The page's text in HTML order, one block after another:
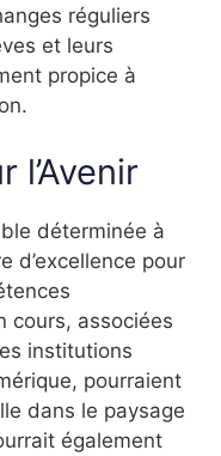
réguliers
et leurs
propice à
l’Avenir
déterminée à
d’excellence pour
cours, associées
institutions
pourraient
dans le paysage
également